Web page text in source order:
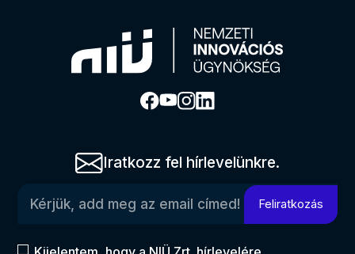
Iratkozz fel hírlevelünkre.
Feliratkozás